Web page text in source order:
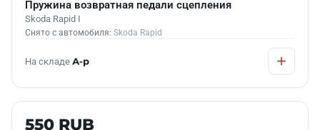
Пружина возвратная педали сцепления
Skoda Rapid I
Снято с автомобиля: Skoda Rapid
На складе А-р
Б/У В НАЛИЧИИ
550 RUB